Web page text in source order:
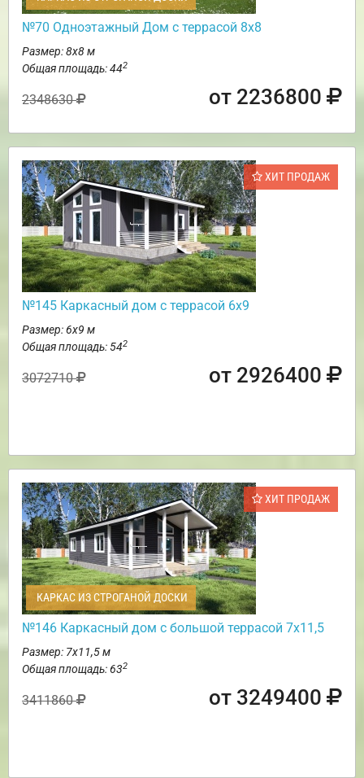
№70 Одноэтажный Дом с террасой 8х8
Размер: 8х8 м
Общая площадь: 442
2348630 от 2236800
ХИТ ПРОДАЖ
№145 Каркасный дом с террасой 6х9
Размер: 6х9 м
Общая площадь: 542
3072710 от 2926400
ХИТ ПРОДАЖ
КАРКАС ИЗ СТРОГАНОЙ ДОСКИ
№146 Каркасный дом с большой террасой 7х11,5
Размер: 7х11,5 м
Общая площадь: 632
3411860 от 3249400